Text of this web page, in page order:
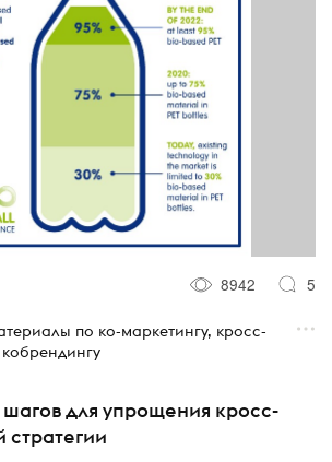
8942 5
по ко-маркетингу, кросс-
для упрощения кросс-
стратегии